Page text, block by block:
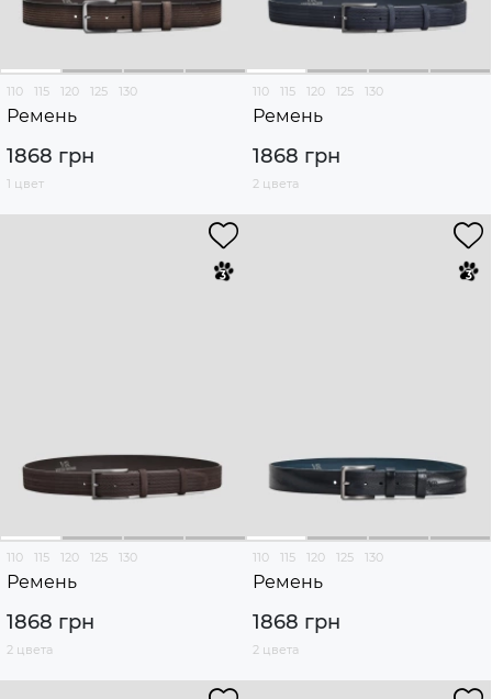
110 115 120 125 130
Ремень
1868 грн
1 цвет
110 115 120 125 130
Ремень
1868 грн
2 цвета
110 115 120 125 130
Ремень
1868 грн
2 цвета
110 115 120 125 130
Ремень
1868 грн
2 цвета